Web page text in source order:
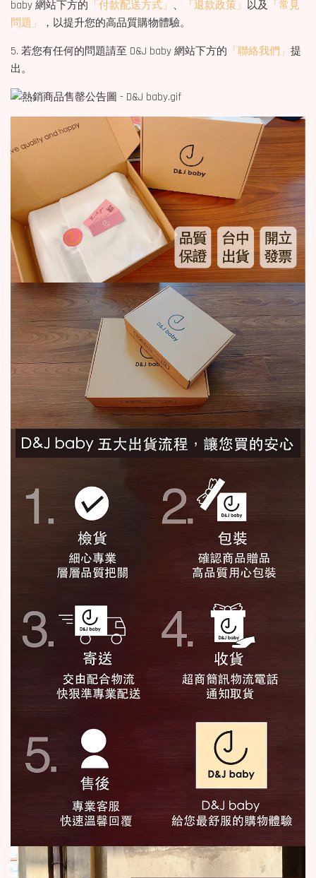
baby 網站下方的 「付款配送方式」 、 「退款政策」 以及 「常見
問題」
，以提升您的高品質購物體驗。
5. 若您有任何的問題請至 D&J baby 網站下方的 「聯絡我們」 提
出。